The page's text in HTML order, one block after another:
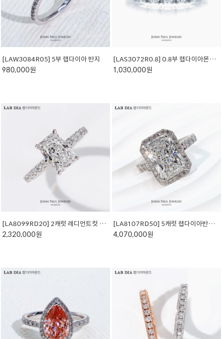
[LAW3084R05] 5부 랩다이아 반지
980,000원
[LAS3072R0.8] 0.8부 랩다이아몬드 테니스 반지
1,030,000원
[LA8099RD20] 2캐럿 레디언트컷 랩다이아몬드 반지
2,320,000원
[LA8107RD50] 5캐럿 랩다이아반지 래디언트컷
4,070,000원